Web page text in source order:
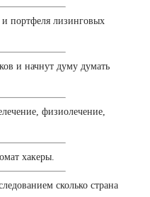
портфеля лизинговых
и начнут думу думать
физиолечение,
хакеры.
сколько страна